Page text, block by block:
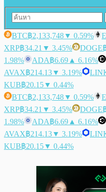
BTC฿2,133,748▼ 0.59%
XRP฿34.21 ▼ 3.45% DOGE
1.98%
ADA฿6.69 ▲ 6.16%
AVAX฿214.13▼ 3.19%
KUB฿20.15▼ 0.44%
BTC฿2,133,748▼ 0.59%
XRP฿34.21 ▼ 3.45% DOGE
1.98%
ADA฿6.69 ▲ 6.16%
AVAX฿214.13▼ 3.19%
KUB฿20.15▼ 0.44%